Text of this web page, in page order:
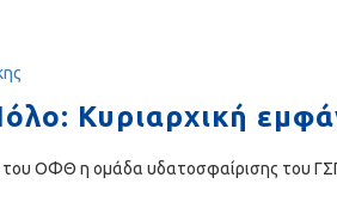
Κυριαρχική
ΟΦΘ η ομάδα υδατοσφαίρισης του